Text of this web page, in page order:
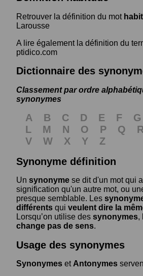
Retrouver la définition du mot
Larousse
A lire également la définition du
ptidico.com
Dictionnaire des
Classement par ordre
synonymes
A B C D E F G
L
M N O P Q R
V
W X Y
Z
Synonyme définition
Un synonyme se dit d'un mot qui
signification qu'un autre mot, ou
presque semblable. Les
différents qui veulent dire la
Lorsqu’on utilise des synonymes,
change pas de sens.
Usage des synonymes
Synonymes etAntonymes